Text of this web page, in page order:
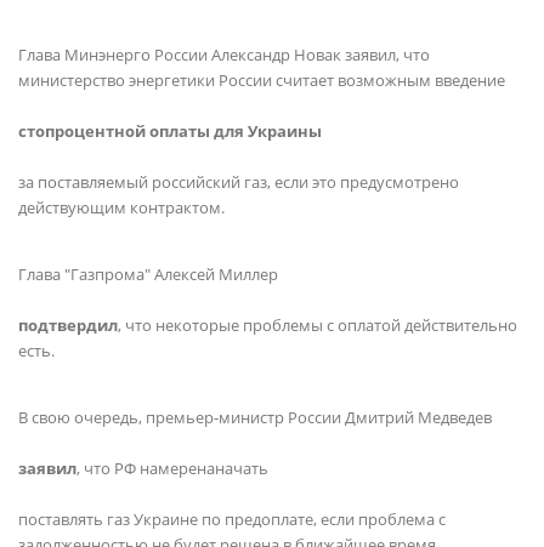
Глава Минэнерго России Александр Новак заявил, что
министерство энергетики России считает возможным введение
стопроцентной оплаты для Украины
за поставляемый российский газ, если это предусмотрено
действующим контрактом.
Глава "Газпрома" Алексей Миллер
подтвердил, что некоторые проблемы с оплатой действительно
есть.
В свою очередь, премьер-министр России Дмитрий Медведев
заявил, что РФ намеренаначать
поставлять газ Украине по предоплате, если проблема с